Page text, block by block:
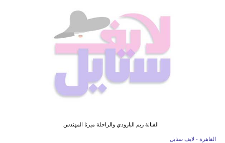
الفنانة ريم البارودي والراحلة ميرنا المهندس
القاهرة - لايف ستايل